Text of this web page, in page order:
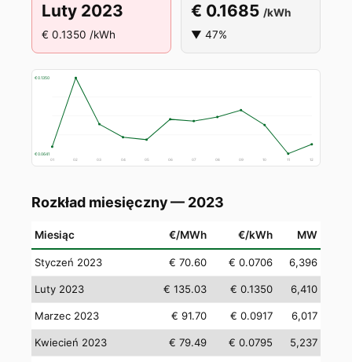
Luty 2023
€ 0.1350 /kWh
€ 0.1685 /kWh
▼ 47%
€ 0.1350
€ 0.0641
01 02 03 04 05 06 07 08 09 10 11 12
Rozkład miesięczny — 2023
Miesiąc €/MWh €/kWh MW
Styczeń 2023 € 70.60 € 0.0706 6,396
Luty 2023 € 135.03 € 0.1350 6,410
Marzec 2023 € 91.70 € 0.0917 6,017
Kwiecień 2023 € 79.49 € 0.0795 5,237